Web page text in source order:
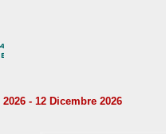
- 12 Dicembre 2026